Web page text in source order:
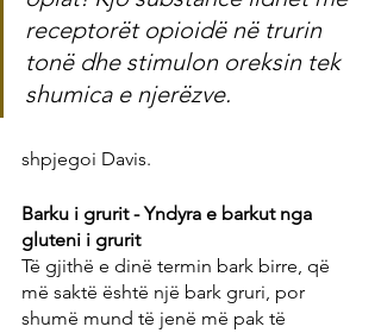
receptorët opioidë në trurin
tonë dhe stimulon oreksin tek
shumica e njerëzve.
shpjegoi Davis.
Barku i grurit - Yndyra e barkut nga
gluteni i grurit
Të gjithë e dinë termin bark birre, që
më saktë është një bark gruri, por
shumë mund të jenë më pak të